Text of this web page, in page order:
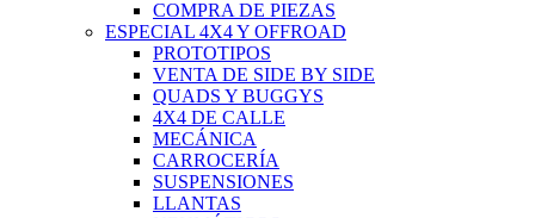
COMPRA DE PIEZAS
ESPECIAL 4X4 Y OFFROAD
PROTOTIPOS
VENTA DE SIDE BY SIDE
QUADS Y BUGGYS
4X4 DE CALLE
MECÁNICA
CARROCERÍA
SUSPENSIONES
LLANTAS